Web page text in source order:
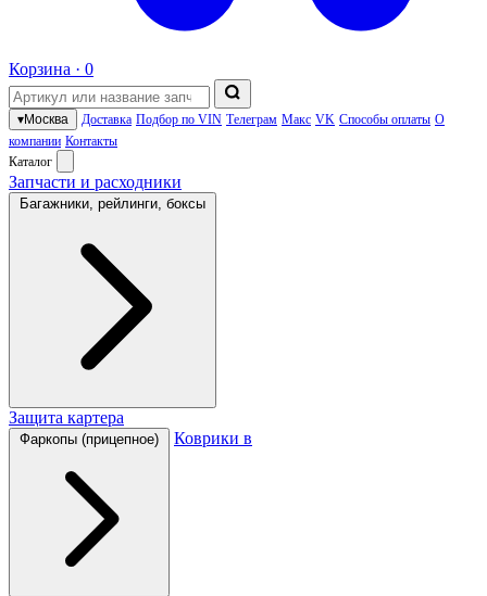
Корзина · 0
▾Москва Доставка Подбор по VIN Телеграм Макс VK Способы оплаты О
компании Контакты
Каталог
Запчасти и расходники
Багажники, рейлинги, боксы
Защита картера
Фаркопы (прицепное) Коврики в